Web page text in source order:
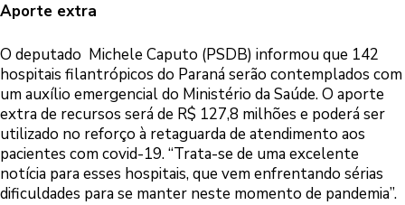
Aporte extra
O deputado Michele Caputo (PSDB) informou que 142
hospitais filantrópicos do Paraná serão contemplados com
um auxílio emergencial do Ministério da Saúde. O aporte
extra de recursos será de R$ 127,8 milhões e poderá ser
utilizado no reforço à retaguarda de atendimento aos
pacientes com covid-19. “Trata-se de uma excelente
notícia para esses hospitais, que vem enfrentando sérias
dificuldades para se manter neste momento de pandemia”.